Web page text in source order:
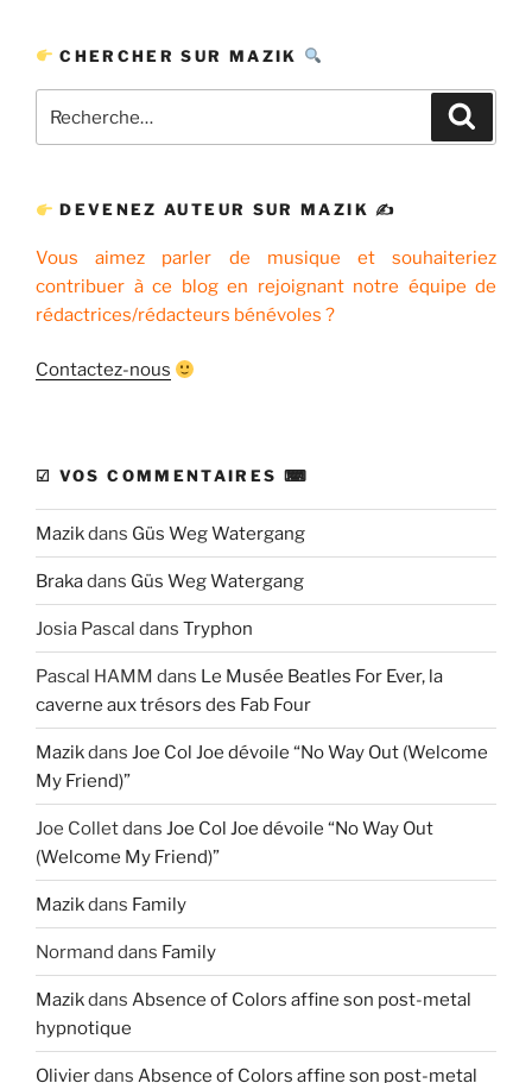
CHERCHER SUR MAZIK
pour
DEVENEZ AUTEUR SUR MAZIK ✍
Vous aimez parler de musique et souhaiteriez
contribuer à ce blog en rejoignant notre équipe de
rédactrices/rédacteurs bénévoles ?
Contactez-nous
☑ VOS COMMENTAIRES ⌨
Mazikdans Güs Weg Watergang
Brakadans Güs Weg Watergang
Josia Pascal dans Tryphon
Pascal HAMM dans Le Musée Beatles For Ever, la
caverne aux trésors des Fab Four
Mazikdans Joe Col Joe dévoile “No Way Out (Welcome
My Friend)”
Joe Colletdans Joe Col Joe dévoile “No Way Out
(Welcome My Friend)”
Mazikdans Family
Normand dans Family
Mazikdans Absence of Colors affine son post-metal
hypnotique
Olivierdans Absence of Colors affine son post-metal